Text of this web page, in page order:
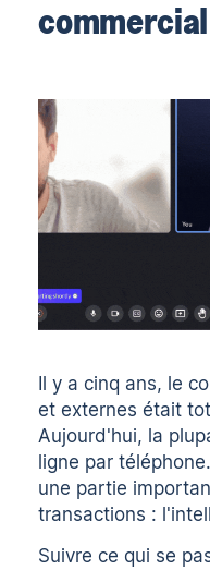
commercial
Il y a cinq ans, le
et externes était
Aujourd'hui, la
ligne par
une partie
transactions :
Suivre ce qui se